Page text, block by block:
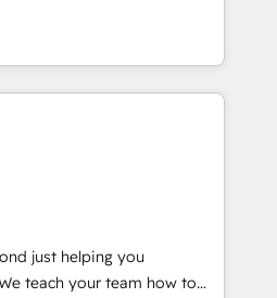
you! Driving digital
that accelerate value...
New or Check-fixing existing
3️⃣ Integrate |
API Integration project... ⬅️
⬅️ to access 150+ Kickstart
put HubSpot in the center
or
or Paypal 💰 Sage or
Microsoft ✍️ DocuSign or
just helping you